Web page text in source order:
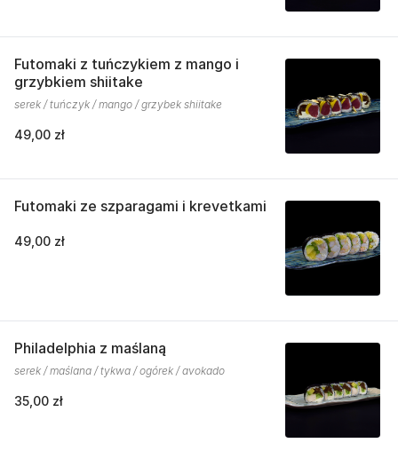
Futomaki z tuńczykiem z mango i
grzybkiem shiitake
serek / tuńczyk / mango / grzybek shiitake
49,00 zł
Futomaki ze szparagami i krevetkami
49,00 zł
Philadelphia z maślaną
serek / maślana / tykwa / ogórek / avokado
35,00 zł